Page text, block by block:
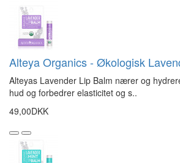
Alteya Organics - Økologisk
Alteyas Lavender Lip Balm nærer og
hud og forbedrer elasticitet og s..
49,00DKK